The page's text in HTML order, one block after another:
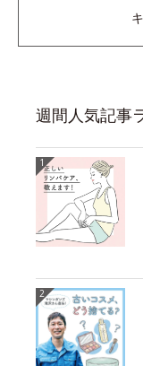
週間人気記事